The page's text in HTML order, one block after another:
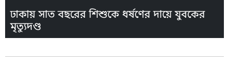
ঢাকায় সাত বছরের শিশুকে ধর্ষণের দায়ে যুবকের
মৃত্যুদণ্ড